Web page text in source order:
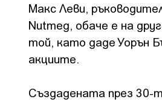
Макс Леви,
Nutmeg, обаче е на
той, като даде Уорън
акциите.
Създадената през 30-